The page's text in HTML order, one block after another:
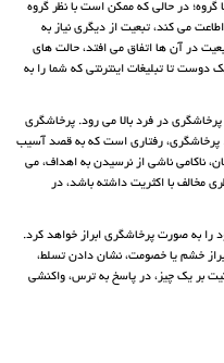
گروه؛ در حالی که ممکن است با نظر گروه
می کند، تبعیت از دیگری نیاز به
در آن ها اتفاق می افتد، حالت های
تا تبلیغات اینترنتی که شما را به
پرخاشگری در فرد بالا می رود. پرخاشگری
پرخاشگری، رفتاری است که به قصد آسیب
ناکامی ناشی از نرسیدن به اهداف، می
مخالف با اکثریت داشته باشد، در
را به صورت پرخاشگری ابراز خواهد کرد.
خشم یا خصومت، نشان دادن تسلط،
بر یک چیز، در پاسخ به ترس، واکنشی